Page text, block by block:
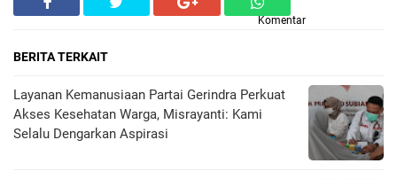
Komentar
BERITA TERKAIT
Layanan Kemanusiaan Partai Gerindra Perkuat
Akses Kesehatan Warga, Misrayanti: Kami
Selalu Dengarkan Aspirasi